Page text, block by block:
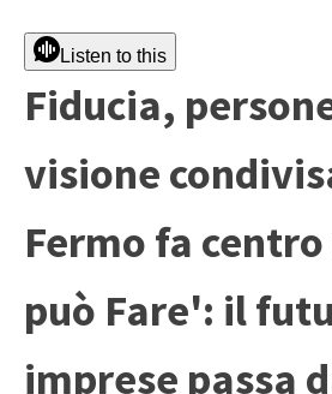
Listen to this
Fiducia,
visione
Fermo fa centro
può Fare': il
imprese passa